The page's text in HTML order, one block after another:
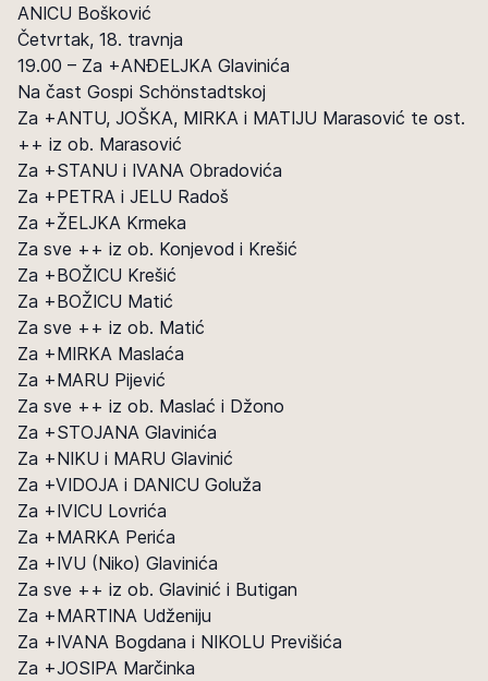
ANICU Bošković
Četvrtak, 18. travnja
19.00 – Za +ANĐELJKA Glavinića
Na čast Gospi Schönstadtskoj
Za +ANTU, JOŠKA, MIRKA i MATIJU Marasović te ost.
++ iz ob. Marasović
Za +STANU i IVANA Obradovića
Za +PETRA i JELU Radoš
Za +ŽELJKA Krmeka
Za sve ++ iz ob. Konjevod i Krešić
Za +BOŽICU Krešić
Za +BOŽICU Matić
Za sve ++ iz ob. Matić
Za +MIRKA Maslaća
Za +MARU Pijević
Za sve ++ iz ob. Maslać i Džono
Za +STOJANA Glavinića
Za +NIKU i MARU Glavinić
Za +VIDOJA i DANICU Goluža
Za +IVICU Lovrića
Za +MARKA Perića
Za +IVU (Niko) Glavinića
Za sve ++ iz ob. Glavinić i Butigan
Za +MARTINA Udženiju
Za +IVANA Bogdana i NIKOLU Previšića
Za +JOSIPA Marčinka